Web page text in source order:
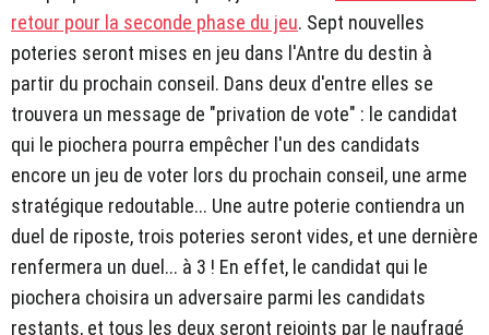
retour pour la seconde phase du jeu. Sept nouvelles
poteries seront mises en jeu dans l'Antre du destin à
partir du prochain conseil. Dans deux d'entre elles se
trouvera un message de "privation de vote" : le candidat
qui le piochera pourra empêcher l'un des candidats
encore un jeu de voter lors du prochain conseil, une arme
stratégique redoutable... Une autre poterie contiendra un
duel de riposte, trois poteries seront vides, et une dernière
renfermera un duel... à 3 ! En effet, le candidat qui le
piochera choisira un adversaire parmi les candidats
restants, et tous les deux seront rejoints par le naufragé